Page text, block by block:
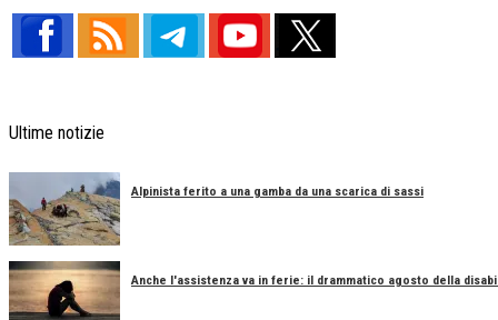
Ultime notizie
Alpinista ferito a una gamba da una scarica di sassi
Anche l'assistenza va in ferie: il drammatico agosto della